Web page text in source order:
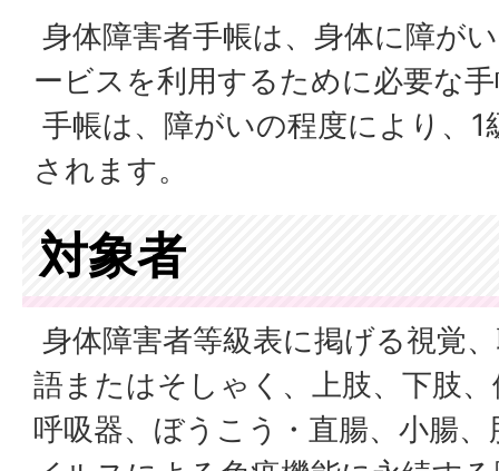
身体障害者手帳は、身体に障が
ービスを利用するために必要な
手帳は、障がいの程度により、
されます。
対象者
身体障害者等級表に掲げる視覚
語またはそしゃく、上肢、下肢
呼吸器、ぼうこう・直腸、小腸